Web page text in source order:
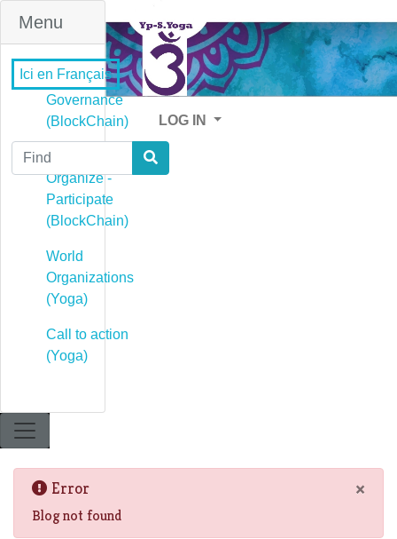
Menu
Governance
(BlockChain)
Governance -
Organize -
Participate
(BlockChain)
World
Organizations
(Yoga)
Call to action
(Yoga)
Ici en Français
LOG IN
Find
×
Error
Blog not found